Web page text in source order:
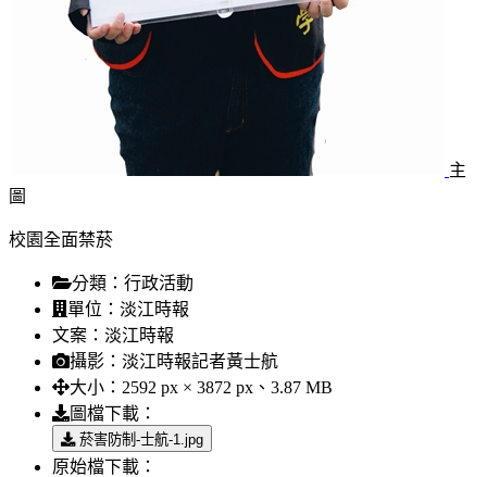
主
圖
校園全面禁菸
分類： 行政活動
單位： 淡江時報
文案： 淡江時報
攝影： 淡江時報記者黃士航
大小： 2592 px × 3872 px、3.87 MB
圖檔下載：
菸害防制-士航-1.jpg
原始檔下載：